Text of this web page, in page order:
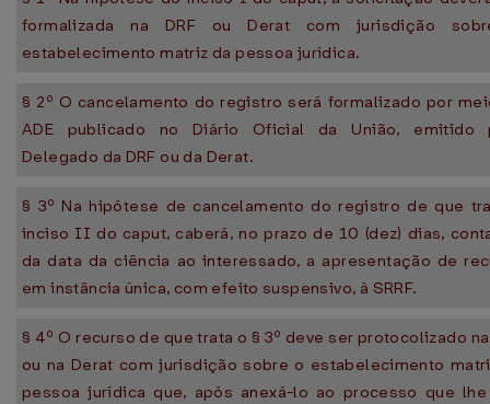
formalizada na DRF ou Derat com jurisdição
estabelecimento matriz da pessoa jurídica.
§ 2º O cancelamento do registro será formalizado por
ADE publicado no Diário Oficial da União, emitido
Delegado da DRF ou da Derat.
§ 3º Na hipótese de cancelamento do registro de que
inciso II do caput, caberá, no prazo de 10 (dez) dias,
da data da ciência ao interessado, a apresentação de
em instância única, com efeito suspensivo, à SRRF.
§ 4º O recurso de que trata o § 3º deve ser protocolizado na
ou na Derat com jurisdição sobre o estabelecimento
pessoa jurídica que, após anexá-lo ao processo que